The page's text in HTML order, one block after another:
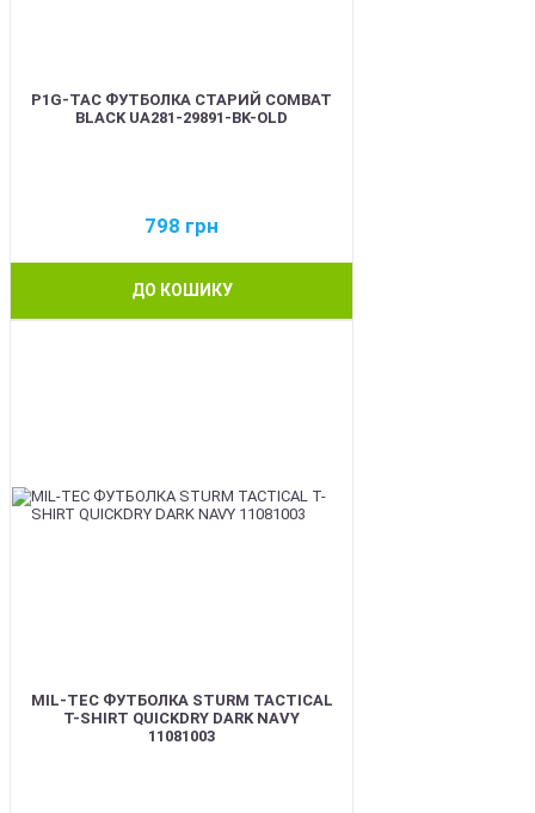
P1G-TAC ФУТБОЛКА СТАРИЙ COMBAT
BLACK UA281-29891-BK-OLD
798 грн
ДО КОШИКУ
MIL-TEC ФУТБОЛКА STURM TACTICAL
T-SHIRT QUICKDRY DARK NAVY
11081003